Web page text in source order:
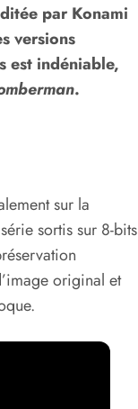
par Konami
versions
est indéniable,
.
sur la
sortis sur 8-bits
original et